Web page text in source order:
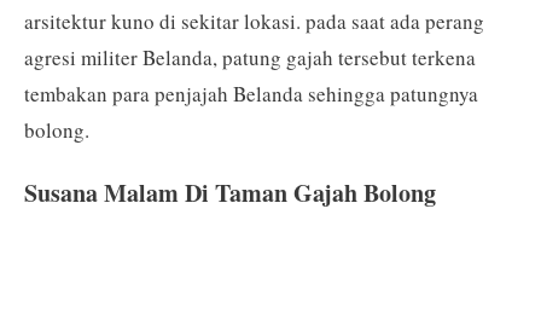
arsitektur kuno di sekitar lokasi. pada saat ada perang
agresi militer Belanda, patung gajah tersebut terkena
tembakan para penjajah Belanda sehingga patungnya
bolong.
Susana Malam Di Taman Gajah Bolong